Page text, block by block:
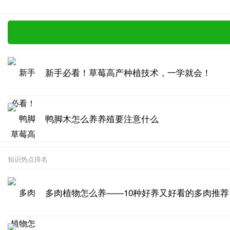
新手必看！草莓高产种植技术，一学就会！
鸭脚木怎么养养殖要注意什么
知识热点排名
多肉植物怎么养——10种好养又好看的多肉推荐